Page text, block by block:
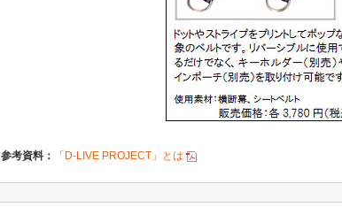
参考資料： 「D-LIVE PROJECT」とは